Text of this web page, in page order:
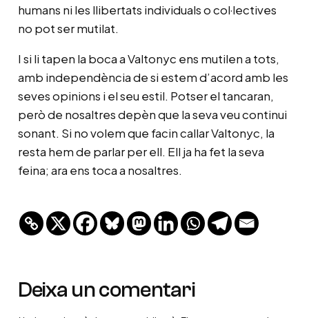
humans ni les llibertats individuals o col·lectives
no pot ser mutilat.
I si li tapen la boca a Valtonyc ens mutilen a tots,
amb independència de si estem d’acord amb les
seves opinions i el seu estil. Potser el tancaran,
però de nosaltres depèn que la seva veu continui
sonant. Si no volem que facin callar Valtonyc, la
resta hem de parlar per ell. Ell ja ha fet la seva
feina; ara ens toca a nosaltres.
Deixa un comentari